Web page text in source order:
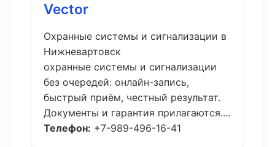
Vector
Охранные системы и сигнализации в
Нижневартовск
охранные системы и сигнализации
без очередей: онлайн-запись,
быстрый приём, честный результат.
Документы и гарантия прилагаются....
Телефон: +7-989-496-16-41